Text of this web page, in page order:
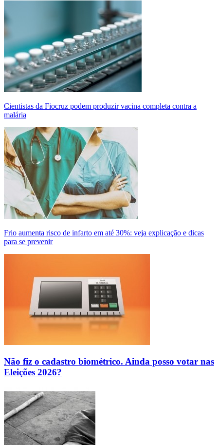
Cientistas da Fiocruz podem produzir vacina completa contra a
malária
Frio aumenta risco de infarto em até 30%: veja explicação e dicas
para se prevenir
Não fiz o cadastro biométrico. Ainda posso votar nas
Eleições 2026?